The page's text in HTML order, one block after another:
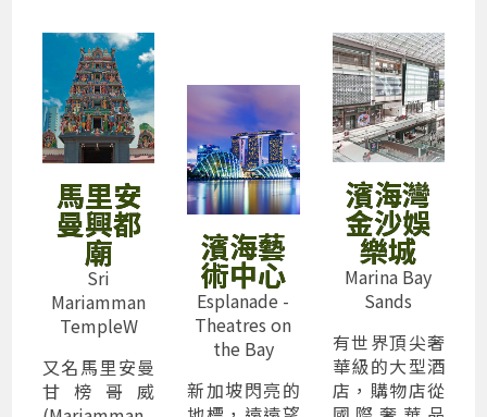
馬里安
曼興都
廟
Sri
Mariamman
TempleW
又名馬里安曼
甘榜哥威
濱海藝
術中心
Esplanade -
Theatres on
the Bay
新加坡閃亮的
濱海灣
金沙娛
樂城
Marina Bay
Sands
有世界頂尖奢
華級的大型酒
店，購物店從